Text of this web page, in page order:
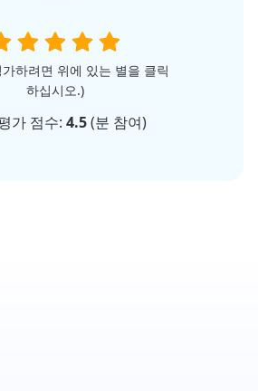
하려면 위에 있는 별을 클릭
하십시오.)
가 점수: 4.5(분 참여)